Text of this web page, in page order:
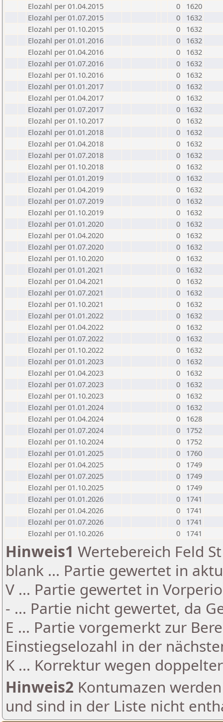
Elozahl per 01.04.2015
0
1620
Elozahl per 01.07.2015
0
1632
Elozahl per 01.10.2015
0
1632
Elozahl per 01.01.2016
0
1632
Elozahl per 01.04.2016
0
1632
Elozahl per 01.07.2016
0
1632
Elozahl per 01.10.2016
0
1632
Elozahl per 01.01.2017
0
1632
Elozahl per 01.04.2017
0
1632
Elozahl per 01.07.2017
0
1632
Elozahl per 01.10.2017
0
1632
Elozahl per 01.01.2018
0
1632
Elozahl per 01.04.2018
0
1632
Elozahl per 01.07.2018
0
1632
Elozahl per 01.10.2018
0
1632
Elozahl per 01.01.2019
0
1632
Elozahl per 01.04.2019
0
1632
Elozahl per 01.07.2019
0
1632
Elozahl per 01.10.2019
0
1632
Elozahl per 01.01.2020
0
1632
Elozahl per 01.04.2020
0
1632
Elozahl per 01.07.2020
0
1632
Elozahl per 01.10.2020
0
1632
Elozahl per 01.01.2021
0
1632
Elozahl per 01.04.2021
0
1632
Elozahl per 01.07.2021
0
1632
Elozahl per 01.10.2021
0
1632
Elozahl per 01.01.2022
0
1632
Elozahl per 01.04.2022
0
1632
Elozahl per 01.07.2022
0
1632
Elozahl per 01.10.2022
0
1632
Elozahl per 01.01.2023
0
1632
Elozahl per 01.04.2023
0
1632
Elozahl per 01.07.2023
0
1632
Elozahl per 01.10.2023
0
1632
Elozahl per 01.01.2024
0
1632
Elozahl per 01.04.2024
0
1628
Elozahl per 01.07.2024
0
1752
Elozahl per 01.10.2024
0
1752
Elozahl per 01.01.2025
0
1760
Elozahl per 01.04.2025
0
1749
Elozahl per 01.07.2025
0
1749
Elozahl per 01.10.2025
0
1749
Elozahl per 01.01.2026
0
1741
Elozahl per 01.04.2026
0
1741
Elozahl per 01.07.2026
0
1741
Elozahl per 01.10.2026
0 1741
Hinweis1 Wertebereich Feld
blank ... Partie gewertet in
V ... Partie gewertet in
- ... Partie nicht gewertet, da
E ... Partie vorgemerkt zur
Einstiegselozahl in der
K ... Korrektur wegen
Hinweis2 Kontumazen
und sind in der Liste nicht